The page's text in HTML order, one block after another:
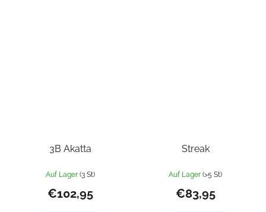
3B Akatta
Auf Lager(3 St)
€102,95
Streak
Auf Lager (>5 St)
€83,95